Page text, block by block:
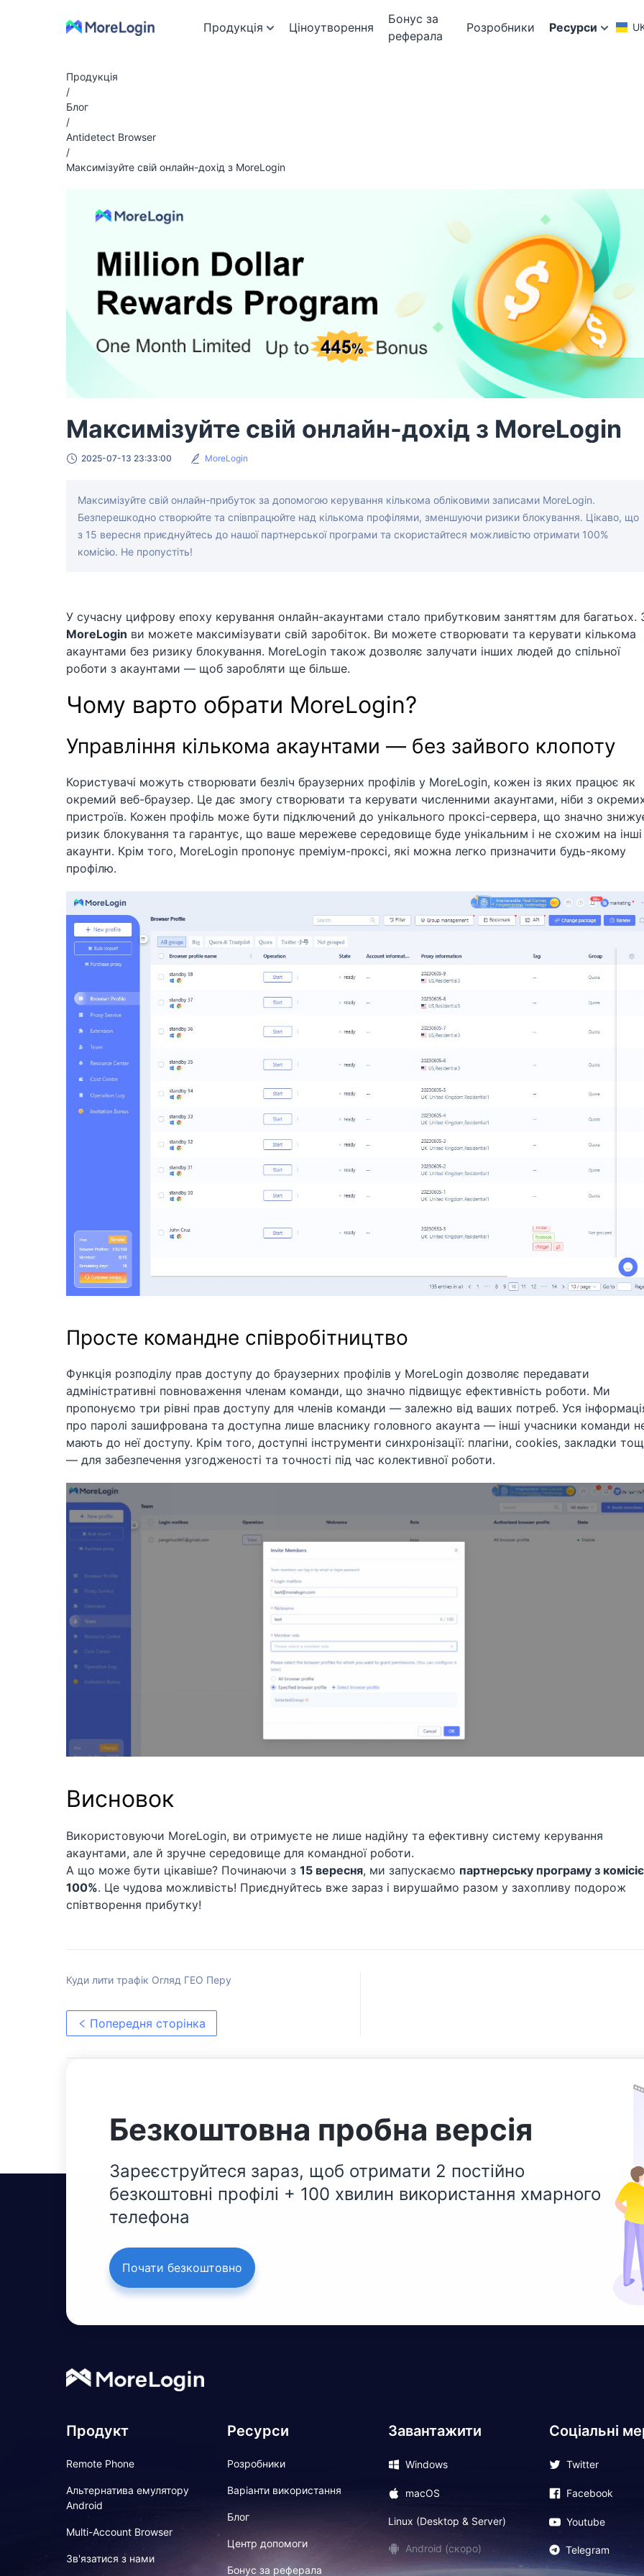
Продукція Ціноутворення
Бонус за
реферала
Розробники Ресурси
Продукція
/
Блог
/
Antidetect Browser
/
Максимізуйте свій онлайн-дохід з MoreLogin
Максимізуйте свій онлайн-дохід з MoreLogin
2025-07-13 23:33:00 MoreLogin
Максимізуйте свій онлайн-прибуток за допомогою керування кількома обліковими записами MoreLogin.
Безперешкодно створюйте та співпрацюйте над кількома профілями, зменшуючи ризики блокування. Цікаво, що
з 15 вересня приєднуйтесь до нашої партнерської програми та скористайтеся можливістю отримати 100%
комісію. Не пропустіть!
У сучасну цифрову епоху керування онлайн-акаунтами стало прибутковим заняттям для багатьох.
MoreLogin ви можете максимізувати свій заробіток. Ви можете створювати та керувати кількома
акаунтами без ризику блокування. MoreLogin також дозволяє залучати інших людей до спільної
роботи з акаунтами — щоб заробляти ще більше.
Чому варто обрати MoreLogin?
Управління кількома акаунтами — без зайвого клопоту
Користувачі можуть створювати безліч браузерних профілів у MoreLogin, кожен із яких працює як
окремий веб-браузер. Це дає змогу створювати та керувати численними акаунтами, ніби з
пристроїв. Кожен профіль може бути підключений до унікального проксі-сервера, що значно
ризик блокування та гарантує, що ваше мережеве середовище буде унікальним і не схожим на інші
акаунти. Крім того, MoreLogin пропонує преміум-проксі, які можна легко призначити будь-якому
профілю.
Просте командне співробітництво
Функція розподілу прав доступу до браузерних профілів у MoreLogin дозволяє передавати
адміністративні повноваження членам команди, що значно підвищує ефективність роботи. Ми
пропонуємо три рівні прав доступу для членів команди — залежно від ваших потреб. Уся
про паролі зашифрована та доступна лише власнику головного акаунта — інші учасники команди
мають до неї доступу. Крім того, доступні інструменти синхронізації: плагіни, cookies, закладки
— для забезпечення узгодженості та точності під час колективної роботи.
Висновок
Використовуючи MoreLogin, ви отримуєте не лише надійну та ефективну систему керування
акаунтами, але й зручне середовище для командної роботи.
А що може бути цікавіше? Починаючи з 15 вересня, ми запускаємо партнерську програму з
100%. Це чудова можливість! Приєднуйтесь вже зараз і вирушаймо разом у захопливу подорож
співтворення прибутку!
Куди лити трафік Огляд ГЕО Перу
Попередня сторінка
Безкоштовна пробна версія
Зареєструйтеся зараз, щоб отримати 2 постійно
безкоштовні профілі + 100 хвилин використання хмарного
телефона
Почати безкоштовно
Продукт
Remote Phone
Альтернатива емулятору
Android
Multi-Account Browser
Зв'язатися з нами
Ресурси
Розробники
Варіанти використання
Блог
Центр допомоги
Бонус за реферала
Завантажити
Windows
macOS
Linux (Desktop & Server)
Android (скоро)
Соціальні
Twitter
Facebook
Youtube
Telegram